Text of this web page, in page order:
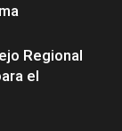
Regional
el